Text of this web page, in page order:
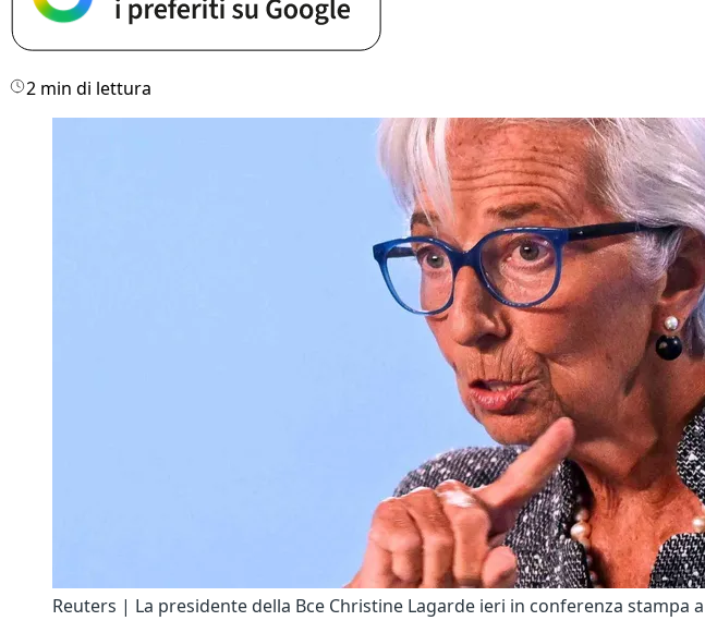
2 min di lettura
Reuters | La presidente della Bce Christine Lagarde ieri in conferenza stampa